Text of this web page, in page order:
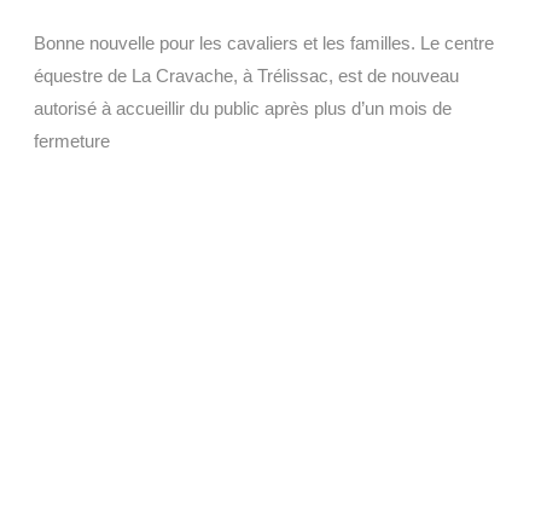
Bonne nouvelle pour les cavaliers et les familles. Le centre
équestre de La Cravache, à Trélissac, est de nouveau
autorisé à accueillir du public après plus d’un mois de
fermeture